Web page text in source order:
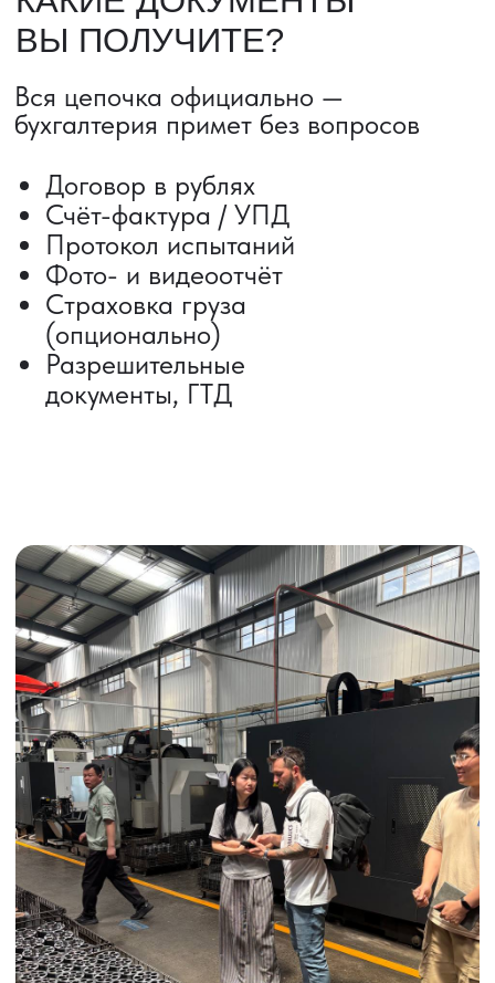
ВЫКУП ТОВАРОВ ИЗ КИТАЯ
Выкуп от 1 000 000 ₽
ИНДИВИДУАЛЬНЫЕ УСЛУГИ
Выгодные условия
Сертификация грузов
Консолидация грузов
Сопровождение грузов
Таможенное оформление
Страхование груза
Временное хранение
Организация производства
Проверка качества товара
Оплата и переговоры
с поставщиком
Инспекция поставщика
Товары для маркетплейсов
Получить консультацию
Сроки от 5 дней
Авиадоставка
Мультимодальные перевозки
Железнодорожные перевозки
Автогрузоперевозки
Негабаритные грузоперевозки
Доставка образцов
Получить консультацию